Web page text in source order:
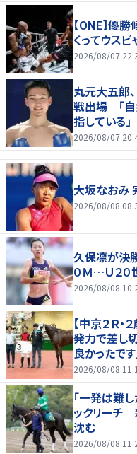
【ONE】優
くってウス
2026/08/07
丸元大五郎
戦出場 「自
指している」
2026/08/07
大坂なおみ
2026/08/08
久保凛が決
０Ｍ…Ｕ２
2026/08/08
【中京２Ｒ
発力で差し
良かったです
2026/08/08
「一発は難
ックリーチ
沈む
2026/08/08